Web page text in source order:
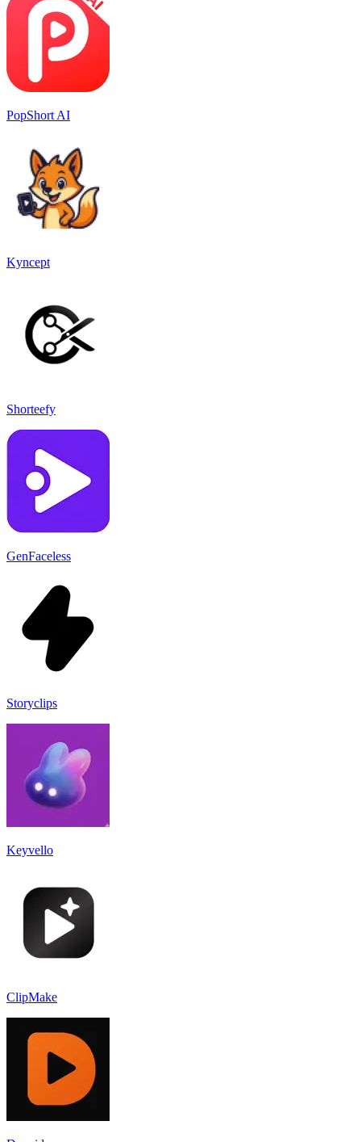
PopShort AI
Kyncept
Shorteefy
GenFaceless
Storyclips
Keyvello
ClipMake